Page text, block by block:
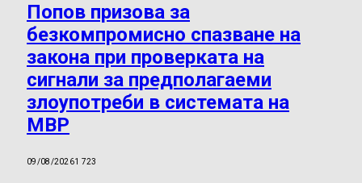
Попов призова за
безкомпромисно спазване на
закона при проверката на
сигнали за предполагаеми
злоупотреби в системата на
МВР
09/08/20261 723